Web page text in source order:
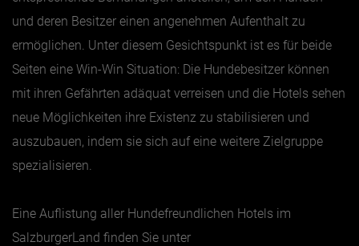
und deren Besitzer einen angenehmen Aufenthalt zu
ermöglichen. Unter diesem Gesichtspunkt ist es für beide
Seiten eine Win-Win Situation: Die Hundebesitzer können
mit ihren Gefährten adäquat verreisen und die Hotels sehen
neue Möglichkeiten ihre Existenz zu stabilisieren und
auszubauen, indem sie sich auf eine weitere Zielgruppe
spezialisieren.
Eine Auflistung aller Hundefreundlichen Hotels im
SalzburgerLand finden Sie unter